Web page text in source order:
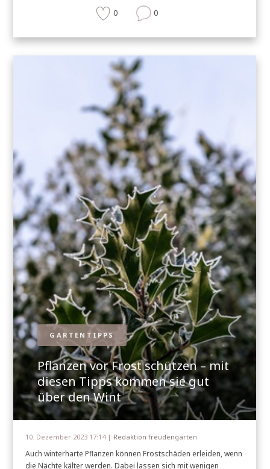
0 0
GARTENTIPPS
Pflanzen vor Frost schützen – mit
diesen Tipps kommen sie gut
über den Wint
10. Dezember 2023 17:14 | Redaktion freudengarten
Auch winterharte Pflanzen können Frostschäden erleiden, wenn
die Nächte kälter werden. Dabei lassen sich mit wenigen